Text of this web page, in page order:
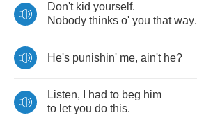
Don't kid yourself.
Nobody thinks o' you that way.
He's punishin' me, ain't he?
Listen, had to beg him
to let you do this.